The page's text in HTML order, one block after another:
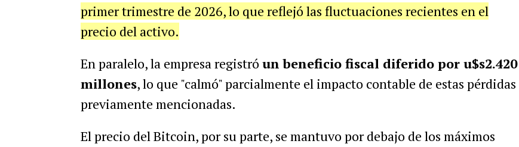
primer trimestre de 2026, lo que reflejó las fluctuaciones recientes en el
precio del activo.
En paralelo, la empresa registró un beneficio fiscal diferido por u$s2.420
millones, lo que "calmó" parcialmente el impacto contable de estas pérdidas
previamente mencionadas.
El precio del Bitcoin, por su parte, se mantuvo por debajo de los máximos